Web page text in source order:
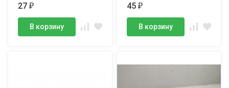
27₽
В корзину
45₽
В корзину